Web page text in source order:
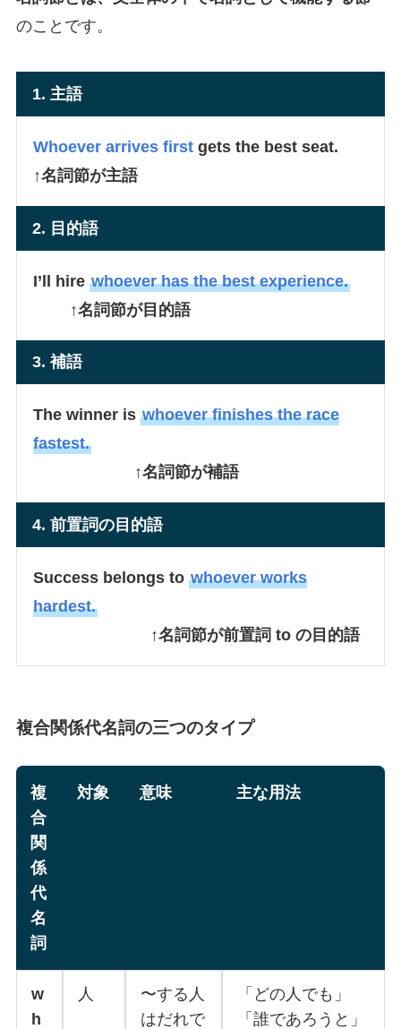
のことです。
1. 主語
Whoever arrives first gets the best seat.
↑名詞節が主語
2. 目的語
I’ll hire whoever has the best experience.
↑名詞節が目的語
3. 補語
The winner is whoever finishes the race
fastest.
↑名詞節が補語
4. 前置詞の目的語
Success belongs to whoever works
hardest.
↑名詞節が前置詞 to の目的語
複合関係代名詞の三つのタイプ
複
合
関
係
代
名
詞
対象 意味 主な用法
w
h
人
〜する人
はだれで
「どの人でも」
「誰であろうと」